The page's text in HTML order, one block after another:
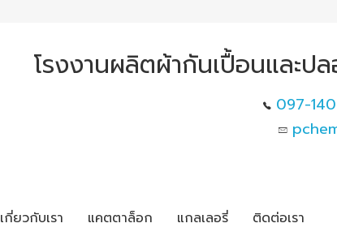
โรงงานผลิตผ้ากันเปื้อนและป
097-
เกี่ยวกับเรา แคตตาล็อก แกลเลอรี่ ติดต่อเรา